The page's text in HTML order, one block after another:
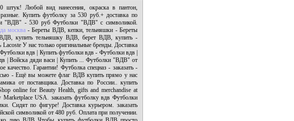
штук! Любой вид нанесения, окраска в пантон,
Купить футболку за 530 руб.+ доставка по
"ВДВ" - 530 руб Футболки "ВДВ" с символикой.
москва- Береты ВДВ, кепки, тельняшки - Береты
купить тельняшку ВДВ, берет ВДВ, купить -
У нас только оригинальные бренды. Доставка
вдв | Купить футболки вдв - Футболки вдв |
| Войска дяди васи | Купить ... Футболки "ВДВ" от
Гарантии! Футболка спецназ - заказать -
- Ещё вы можете флаг ВДВ купить прямо у нас
от поставщика. Доставка по России.. купить
online for Beauty Health, gifts and merchandise at
USA. заказать футболку вдв Футболки
Сидят по фигуре! Доставка курьером. заказать
символикой от 480 руб. Оплата при получении.